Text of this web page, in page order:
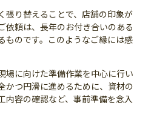
張り替えることで、店舗の印象が
依頼は、長年のお付き合いのある
ものです。このようなご縁には感
場に向けた準備作業を中心に行い
かつ円滑に進めるために、資材の
内容の確認など、事前準備を念入